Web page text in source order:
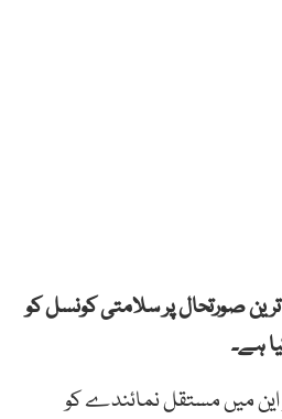
صورتحال پر سلامتی کونسل کو
ہے۔
این میں مستقل نمائندے کو